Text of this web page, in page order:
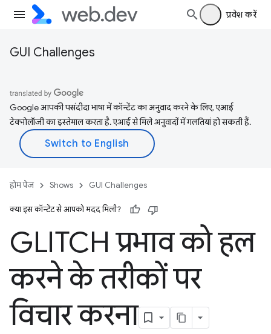
प्रवेश करें
GUI Challenges
Google आपकी पसंदीदा भाषा में कॉन्टेंट का अनुवाद करने के लिए, एआई
टेक्नोलॉजी का इस्तेमाल करता है. एआई से मिले अनुवादों में गलतियां हो सकती हैं.
होम पेज Shows GUI Challenges
क्या इस कॉन्टेंट से आपको मदद मिली?
GLITCH प्रभाव को हल
करने के तरीकों पर
विचार करना